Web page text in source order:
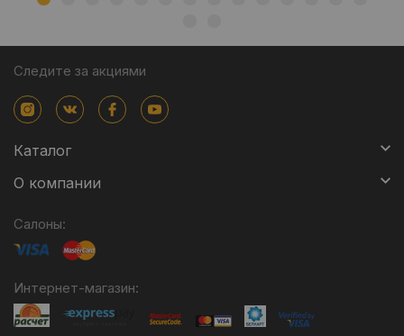
Следите за акциями
Каталог
О компании
Салоны:
Интернет-магазин: